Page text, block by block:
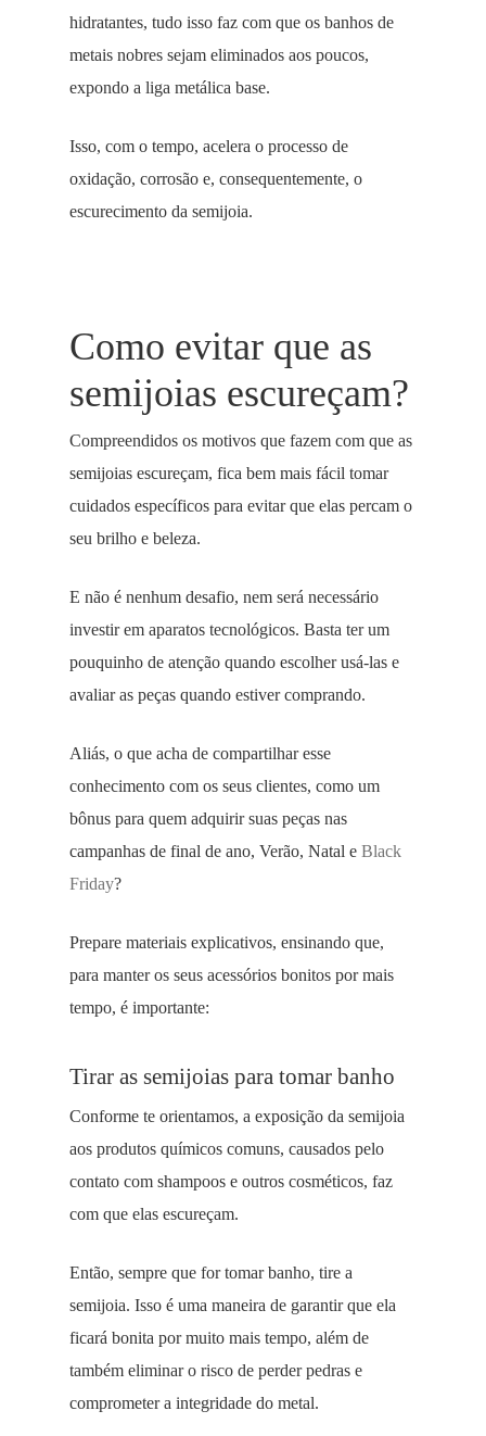
hidratantes, tudo isso faz com que os banhos de
metais nobres sejam eliminados aos poucos,
expondo a liga metálica base.
Isso, com o tempo, acelera o processo de
oxidação, corrosão e, consequentemente, o
escurecimento da semijoia.
Como evitar que as
semijoias escureçam?
Compreendidos os motivos que fazem com que as
semijoias escureçam, fica bem mais fácil tomar
cuidados específicos para evitar que elas percam o
seu brilho e beleza.
E não é nenhum desafio, nem será necessário
investir em aparatos tecnológicos. Basta ter um
pouquinho de atenção quando escolher usá-las e
avaliar as peças quando estiver comprando.
Aliás, o que acha de compartilhar esse
conhecimento com os seus clientes, como um
bônus para quem adquirir suas peças nas
campanhas de final de ano, Verão, Natal e Black
Friday?
Prepare materiais explicativos, ensinando que,
para manter os seus acessórios bonitos por mais
tempo, é importante:
Tirar as semijoias para tomar banho
Conforme te orientamos, a exposição da semijoia
aos produtos químicos comuns, causados pelo
contato com shampoos e outros cosméticos, faz
com que elas escureçam.
Então, sempre que for tomar banho, tire a
semijoia. Isso é uma maneira de garantir que ela
ficará bonita por muito mais tempo, além de
também eliminar o risco de perder pedras e
comprometer a integridade do metal.